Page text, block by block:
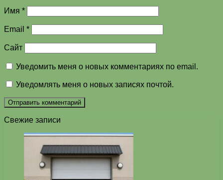
Имя *
Email *
Сайт
Уведомить меня о новых комментариях по email.
Уведомлять меня о новых записях почтой.
Свежие записи